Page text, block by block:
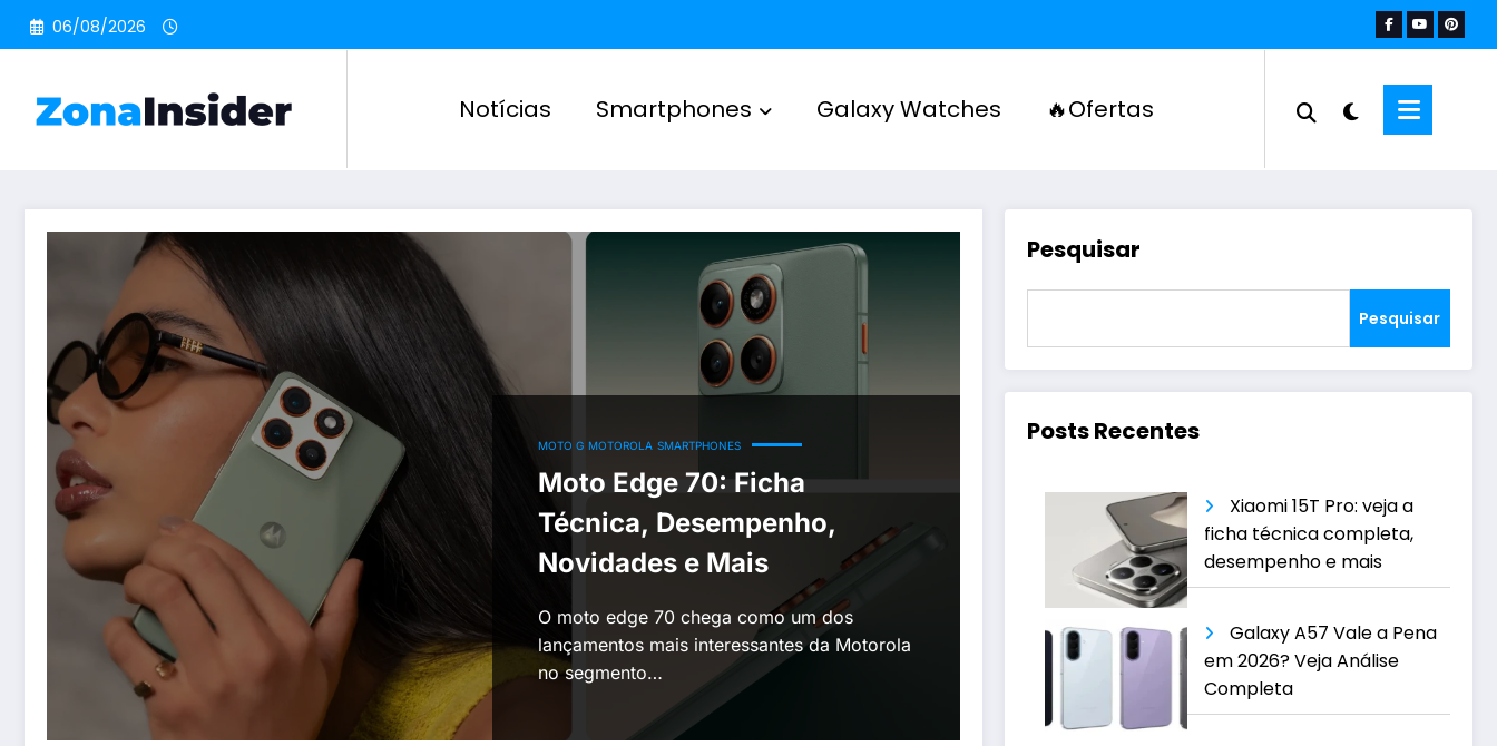
Pular
para
conteúdo
06/08/2026
Notícias Smartphones Galaxy Watches 🔥Ofertas
MOTO G MOTOROLA SMARTPHONES
Moto Edge 70: Ficha
Técnica, Desempenho,
Novidades e Mais
O moto edge 70 chega como um dos
lançamentos mais interessantes da Motorola
no segmento…
Pesquisar
Pesquisar
Posts Recentes
Xiaomi 15T Pro: veja a
ficha técnica completa,
desempenho e mais
Galaxy A57 Vale a Pena
em 2026? Veja Análise
Completa